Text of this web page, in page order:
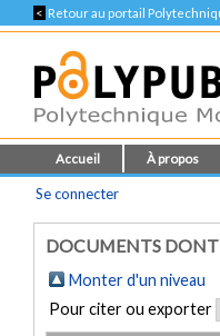
< Retour au portail
Accueil À propos
Se connecter
DOCUMENTS DONT
Monter d'un niveau
Pour citer ou exporter